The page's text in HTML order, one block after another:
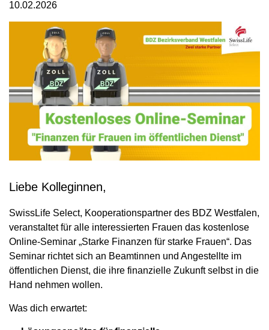
10.02.2026
Liebe Kolleginnen,
SwissLife Select, Kooperationspartner des BDZ Westfalen,
veranstaltet für alle interessierten Frauen das kostenlose
Online-Seminar „Starke Finanzen für starke Frauen“. Das
Seminar richtet sich an Beamtinnen und Angestellte im
öffentlichen Dienst, die ihre finanzielle Zukunft selbst in die
Hand nehmen wollen.
Was dich erwartet: